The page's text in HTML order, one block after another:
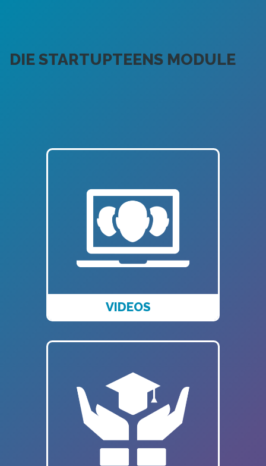
DIE STARTUPTEENS MODULE
VIDEOS